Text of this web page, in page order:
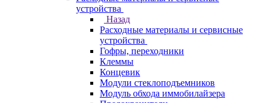
устройства
Назад
Расходные материалы и сервисные
устройства
Гофры, переходники
Клеммы
Концевик
Модули стеклоподъемников
Модуль обхода иммобилайзера